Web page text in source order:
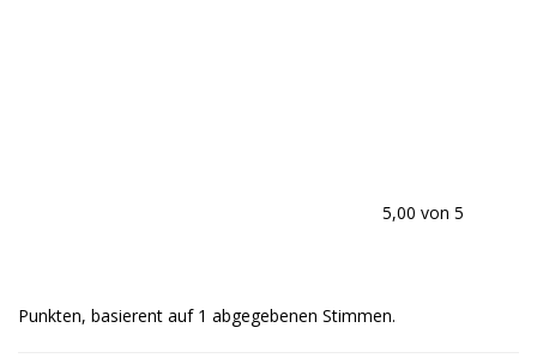
5,00 von 5
Punkten, basierent auf 1 abgegebenen Stimmen.